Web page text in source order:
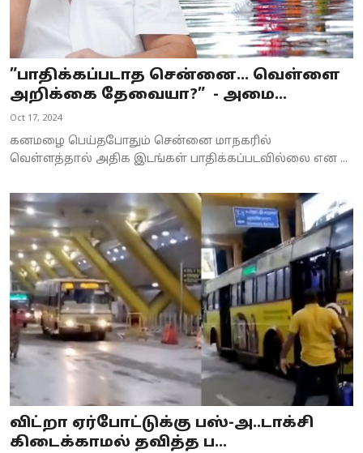
”பாதிக்கப்படாத சென்னை... வெள்ளை
அறிக்கை தேவையா?” - அமை...
Oct 17, 2024
கனமழை பெய்தபோதும் சென்னை மாநகரில்
வெள்ளத்தால் அதிக இடங்கள் பாதிக்கப்படவில்லை என ...
விட்றா ஏர்போட்டுக்கு பஸ்-அ..டாக்சி
கிடைக்காமல் தவித்த ப...